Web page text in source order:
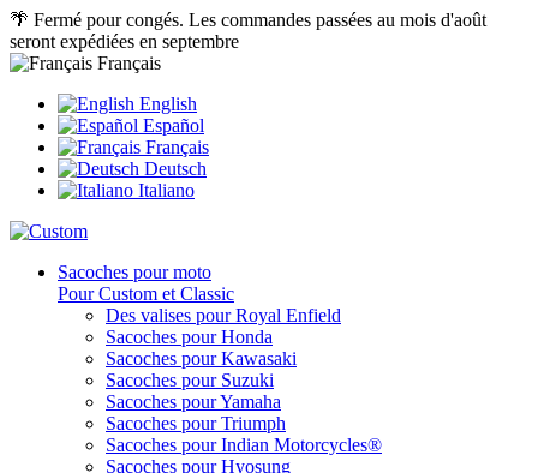
🌴 Fermé pour congés. Les commandes passées au mois d'août
seront expédiées en septembre
Français
English
Español
Français
Deutsch
Italiano
Sacoches pour moto
Pour Custom et Classic
Des valises pour Royal Enfield
Sacoches pour Honda
Sacoches pour Kawasaki
Sacoches pour Suzuki
Sacoches pour Yamaha
Sacoches pour Triumph
Sacoches pour Indian Motorcycles®
Sacoches pour Hyosung